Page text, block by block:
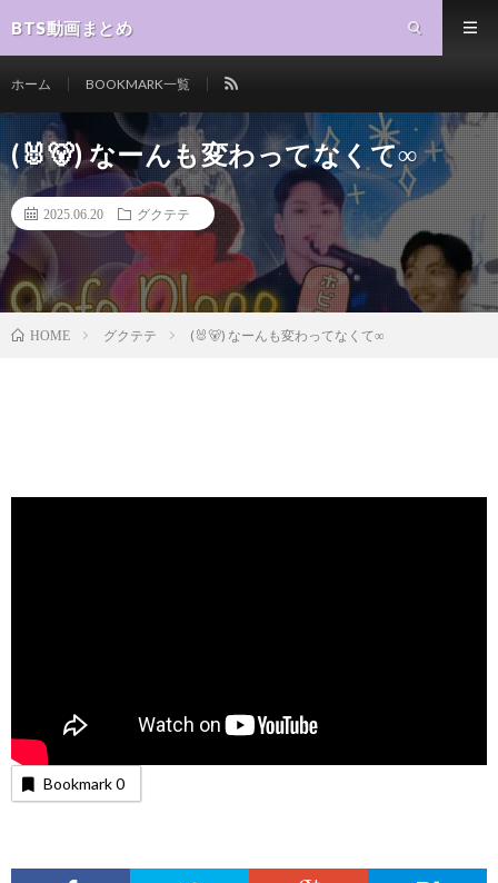
BTS動画まとめ
ホーム BOOKMARK一覧
(🐰🐻) なーんも変わってなくて∞
2025.06.20 グクテテ
HOME グクテテ (🐰🐻) なーんも変わってなくて∞
Bookmark0